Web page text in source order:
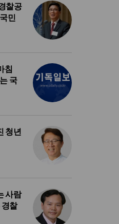
찰공
민
침
국
청년
사람
찰